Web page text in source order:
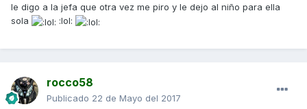
le digo a la jefa que otra vez me piro y le dejo al niño para ella
sola
:lol:
rocco58
Publicado 22 de Mayo del 2017